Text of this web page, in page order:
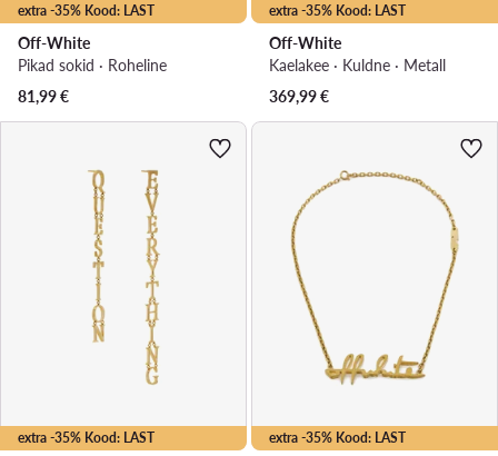
extra -35% Kood: LAST
Off-White
Pikad sokid · Roheline
81,99€
extra -35% Kood: LAST
Off-White
Kaelakee · Kuldne · Metall
369,99€
extra -35% Kood: LAST extra -35% Kood: LAST